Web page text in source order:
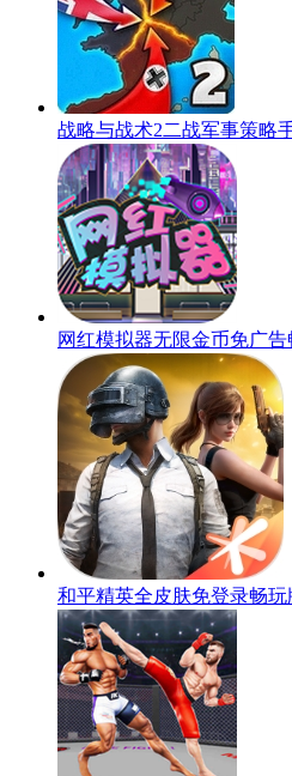
战略与战术2二战军事策略
网红模拟器无限金币免广告
和平精英全皮肤免登录畅玩